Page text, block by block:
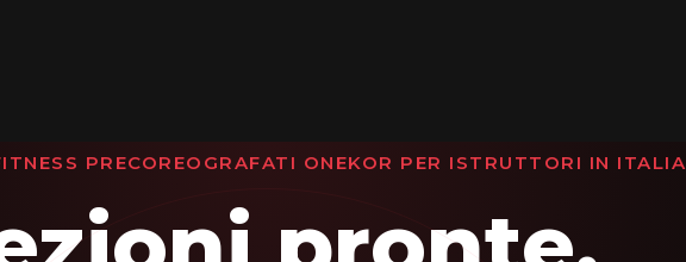
PRECOREOGRAFATI ONEKOR PER ISTRUTTORI IN ITALIA